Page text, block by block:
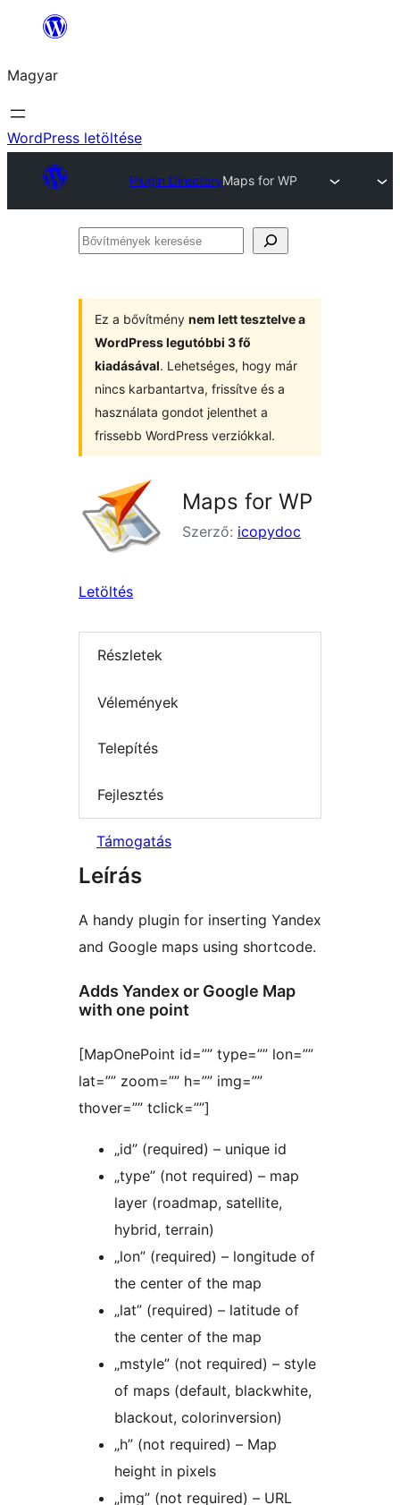
Ugrás
tartalomhoz
Magyar
WordPress letöltése
Plugin DirectoryMaps for WP
Bővítmények
Ez a bővítmény nem lett tesztelve a
WordPress legutóbbi 3 fő
kiadásával. Lehetséges, hogy már
nincs karbantartva, frissítve és a
használata gondot jelenthet a
frissebb WordPress verziókkal.
Maps for WP
Szerző: icopydoc
Letöltés
Részletek
Vélemények
Telepítés
Fejlesztés
Támogatás
Leírás
A handy plugin for inserting Yandex
and Google maps using shortcode.
Adds Yandex or Google Map
with one point
[MapOnePoint id=”” type=”” lon=””
lat=”” zoom=”” h=”” img=””
thover=”” tclick=””]
„id” (required) – unique id
„type” (not required) – map
layer (roadmap, satellite,
hybrid, terrain)
„lon” (required) – longitude of
the center of the map
„lat” (required) – latitude of
the center of the map
„mstyle” (not required) – style
of maps (default, blackwhite,
blackout, сolorinversion)
„h” (not required) – Map
height in pixels
„img” (not required) – URL